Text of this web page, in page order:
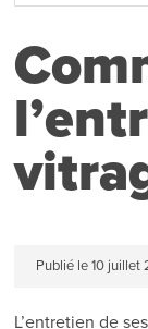
Publié le 10 juillet
L’entretien de